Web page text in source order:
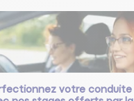
votre conduite